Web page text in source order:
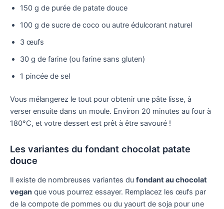
150 g de purée de patate douce
100 g de sucre de coco ou autre édulcorant naturel
3 œufs
30 g de farine (ou farine sans gluten)
1 pincée de sel
Vous mélangerez le tout pour obtenir une pâte lisse, à
verser ensuite dans un moule. Environ 20 minutes au four à
180°C, et votre dessert est prêt à être savouré !
Les variantes du fondant chocolat patate
douce
Il existe de nombreuses variantes du fondant au chocolat
vegan que vous pourrez essayer. Remplacez les œufs par
de la compote de pommes ou du yaourt de soja pour une